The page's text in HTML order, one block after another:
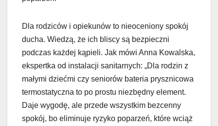
Dla rodziców i opiekunów to nieoceniony spokój
ducha. Wiedzą, że ich bliscy są bezpieczni
podczas każdej kąpieli. Jak mówi Anna Kowalska,
ekspertka od instalacji sanitarnych: „Dla rodzin z
małymi dziećmi czy seniorów bateria prysznicowa
termostatyczna to po prostu niezbędny element.
Daje wygodę, ale przede wszystkim bezcenny
spokój, bo eliminuje ryzyko poparzeń, które wciąż